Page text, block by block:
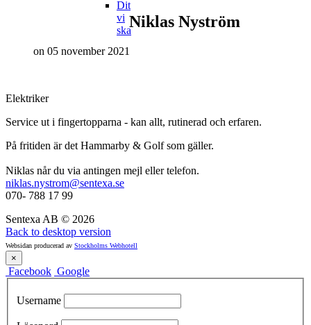
Dit
vi
skaNiklas Nyström
on 05 november 2021
Elektriker
Service ut i fingertopparna - kan allt, rutinerad och erfaren.
På fritiden är det Hammarby & Golf som gäller.
Niklas når du via antingen mejl eller telefon.
niklas.nystrom@sentexa.se
070- 788 17 99
Sentexa AB © 2026
Back to desktop version
Websidan producerad av Stockholms Webhotell
×
Facebook Google
Username